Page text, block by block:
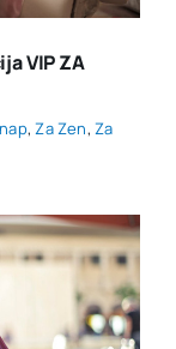
VIP ZA
,Za Zen,Za